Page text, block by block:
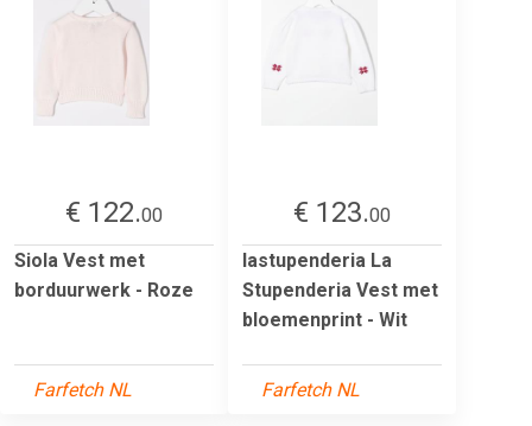
€ 122.00
Siola Vest met
borduurwerk - Roze
Farfetch NL
€ 123.00
lastupenderia La
Stupenderia Vest met
bloemenprint - Wit
Farfetch NL